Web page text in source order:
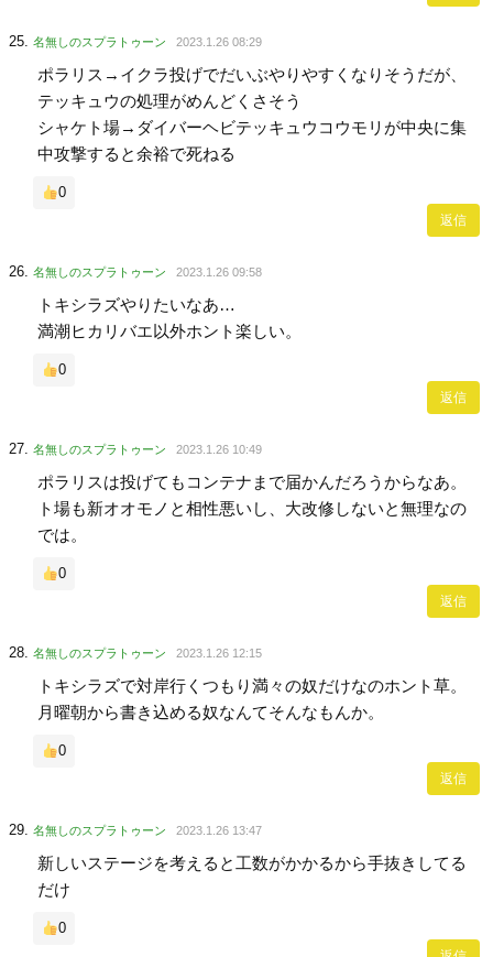
名無しのスプラトゥーン 2023.1.26 08:29
ポラリス→イクラ投げでだいぶやりやすくなりそうだが、
テッキュウの処理がめんどくさそう
シャケト場→ダイバーヘビテッキュウコウモリが中央に集
中攻撃すると余裕で死ねる
0
返信
名無しのスプラトゥーン 2023.1.26 09:58
トキシラズやりたいなあ…
満潮ヒカリバエ以外ホント楽しい。
0
返信
名無しのスプラトゥーン 2023.1.26 10:49
ポラリスは投げてもコンテナまで届かんだろうからなあ。
ト場も新オオモノと相性悪いし、大改修しないと無理なの
では。
0
返信
名無しのスプラトゥーン 2023.1.26 12:15
トキシラズで対岸行くつもり満々の奴だけなのホント草。
月曜朝から書き込める奴なんてそんなもんか。
0
返信
名無しのスプラトゥーン 2023.1.26 13:47
新しいステージを考えると工数がかかるから手抜きしてる
だけ
0